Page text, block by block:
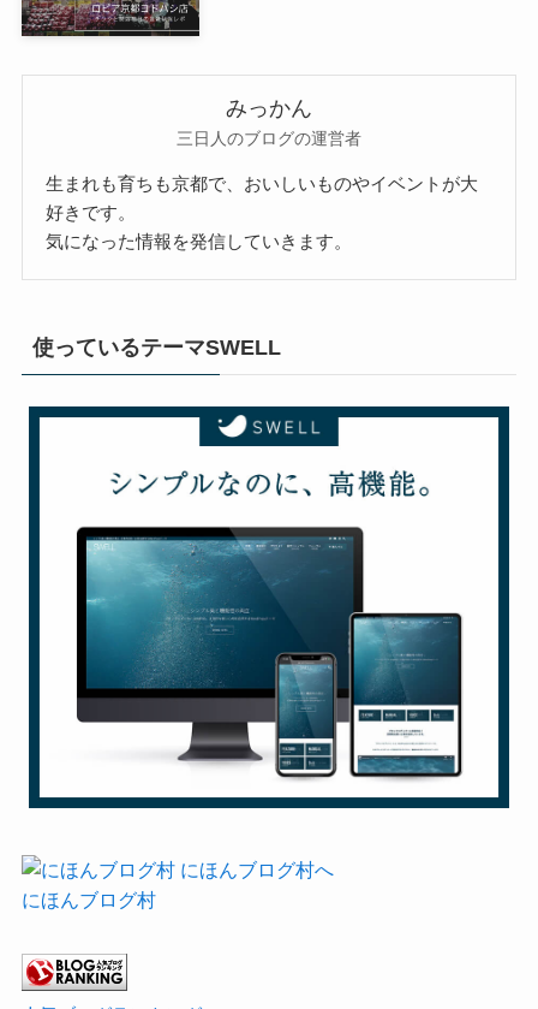
みっかん
三日人のブログの運営者
生まれも育ちも京都で、おいしいものやイベントが大
好きです。
気になった情報を発信していきます。
使っているテーマSWELL
にほんブログ村